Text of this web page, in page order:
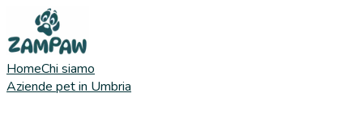
HomeChi siamo
Aziende pet in Umbria